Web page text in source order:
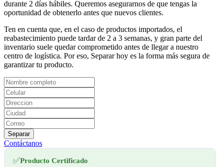
durante 2 días hábiles. Queremos asegurarnos de que tengas la
oportunidad de obtenerlo antes que nuevos clientes.
Ten en cuenta que, en el caso de productos importados, el
reabastecimiento puede tardar de 2 a 3 semanas, y gran parte del
inventario suele quedar comprometido antes de llegar a nuestro
centro de logística. Por eso, Separar hoy es la forma más segura de
garantizar tu producto.
Separar
Contáctanos
✅Producto Certificado